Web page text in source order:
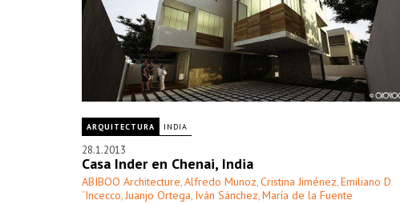
ARQUITECTURA INDIA
28.1.2013
Casa Inder en Chenai, India
ABIBOO Architecture, Alfredo Munoz, Cristina Jiménez, Emiliano D
´Incecco, Juanjo Ortega, Iván Sánchez, María de la Fuente